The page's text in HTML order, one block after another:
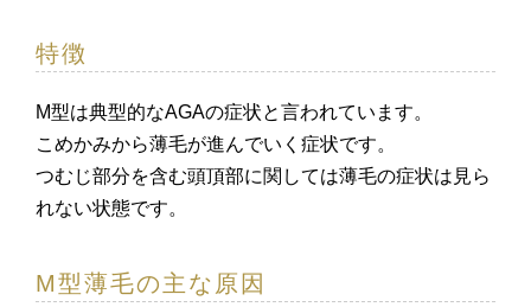
特徴
M型は典型的なAGAの症状と言われています。
こめかみから薄毛が進んでいく症状です。
つむじ部分を含む頭頂部に関しては薄毛の症状は見ら
れない状態です。
M型薄毛の主な原因